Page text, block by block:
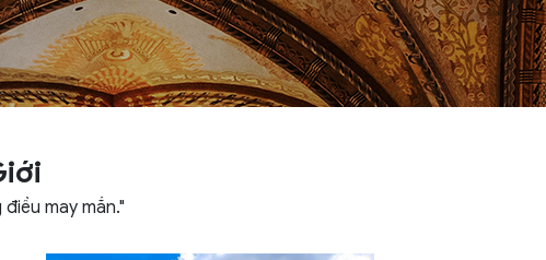
may mắn."